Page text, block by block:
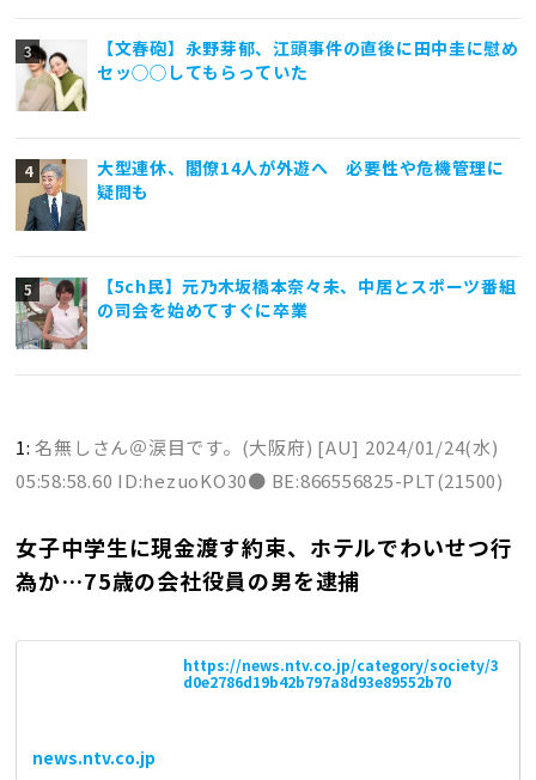
【文春砲】永野芽郁、江頭事件の直後に田中圭に慰め
セッ◯◯してもらっていた
大型連休、閣僚14人が外遊へ 必要性や危機管理に
疑問も
【5ch民】元乃木坂橋本奈々未、中居とスポーツ番組
の司会を始めてすぐに卒業
1:名無しさん＠涙目です。(大阪府) [AU] 2024/01/24(水)
05:58:58.60 ID:hezuoKO30● BE:866556825-PLT(21500)
女子中学生に現金渡す約束、ホテルでわいせつ行
為か…75歳の会社役員の男を逮捕
https://news.ntv.co.jp/category/society/3
d0e2786d19b42b797a8d93e89552b70
news.ntv.co.jp